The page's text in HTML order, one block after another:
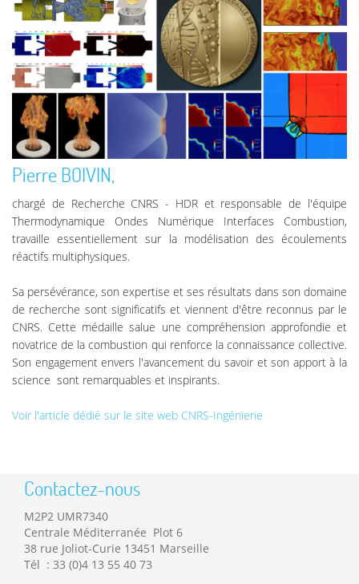
Pierre BOIVIN,
chargé de Recherche CNRS - HDR et responsable de l'équipe
Thermodynamique Ondes Numérique Interfaces Combustion,
travaille essentiellement sur la modélisation des écoulements
réactifs multiphysiques.
Sa persévérance, son expertise et ses résultats dans son domaine
de recherche sont significatifs et viennent d'être reconnus par le
CNRS. Cette médaille salue une compréhension approfondie et
novatrice de la combustion qui renforce la connaissance collective.
Son engagement envers l'avancement du savoir et son apport à la
science sont remarquables et inspirants.
Voir l'article dédié sur le site web CNRS-Ingénierie
Contactez-nous
M2P2 UMR7340
Centrale Méditerranée Plot 6
38 rue Joliot-Curie 13451 Marseille
Tél : 33 (0)4 13 55 40 73